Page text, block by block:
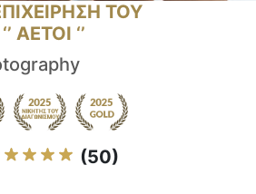
ΤΟΥ
ΑΕΤΟΙ ‘’
(50)